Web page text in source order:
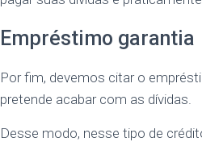
Empréstimo garantia
Por fim, devemos citar o
pretende acabar com as dívidas.
Desse modo, nesse tipo de